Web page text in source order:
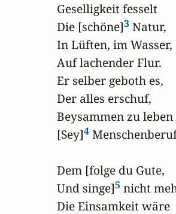
Geselligkeit fesselt
Die [schöne]3 Natur,
In Lüften, im Wasser,
Auf lachender Flur.
Er selber geboth es,
Der alles erschuf,
Beysammen zu leben
[Sey]4
Dem [folge du Gute,
Und singe]5 nicht
Die Einsamkeit wäre